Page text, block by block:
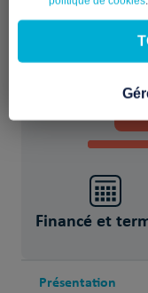
50
Financé et
Présentation